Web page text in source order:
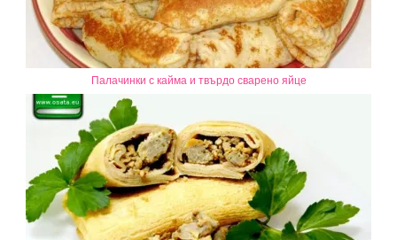
Палачинки с кайма и твърдо сварено яйце